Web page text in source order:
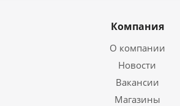
Компания
О компании
Новости
Вакансии
Магазины